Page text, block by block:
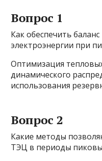
Вопрос 1
Как обеспечить
электроэнергии при
Оптимизация
динамического
использования
Вопрос 2
Какие методы
ТЭЦ в периоды